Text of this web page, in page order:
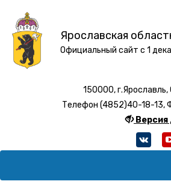
Ярославская
Официальный сайт с 1
150000, г.Ярославль,
Телефон (4852)40-18-13,